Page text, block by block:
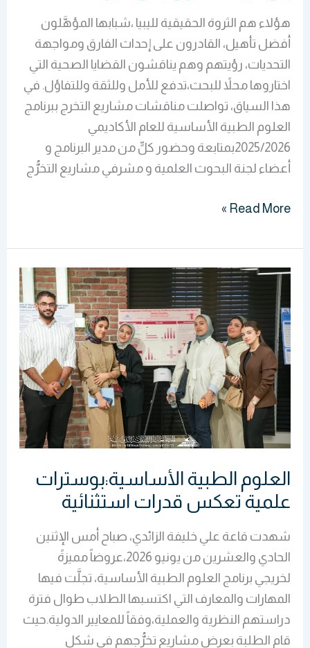
هؤلاء هم الثروة الحقيقية لليبيا ،شبابها المؤهَّلون
أفضل تأهيل، القادرون على إحداث الفارق ومواجهة
التحديات، رؤيتهم وهم يناقشون القضايا الصحية التي
اختاروها محلاً للبحث،تدفع للأمل وللثقة وللتفاؤل. في
هذا السياق، تواصلت مناقشات مشاريع التخرج ببرنامج
العلوم الطبية الأساسية للعام الأكاديمي
2025/2026بمتابعة وحضور كلٍّ من مدير البرنامج و
أعضاء لجنة البحوث العلمية و مشرفي مشاريع التخرُّج
Read More »
العلوم الطبية الأساسية:بوسترات
علمية تعكس قدرات استثنائية
شهدت قاعة علي خليفة الزائدي، صباح أمس الإثنين
الحادي والعشرين من يونيو 2026،عروضاً مميزةً
لخريجي برنامج العلوم الطبية الأساسية، تجلَّت فيها
المهارات والمعارف التي اكتسبها الطلاب طوال فترة
دراستهم النظرية والعملية،وفقاً للمعايير الدولية.حيث
قام الطلبة بعرض مشاريع تخرُّجهم في شكل
العلوم
الطبية
الأساسية:بوسترات
علمية
تعكس
قدرات
استثنائية